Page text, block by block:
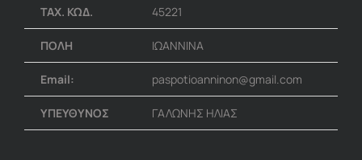
ΤΑΧ. ΚΩΔ. 45221
ΠΟΛΗ ΙΩΑΝΝΙΝΑ
Email: paspotioanninon@gmail.com
ΥΠΕΥΘΥΝΟΣ ΓΑΛΩΝΗΣ ΗΛΙΑΣ